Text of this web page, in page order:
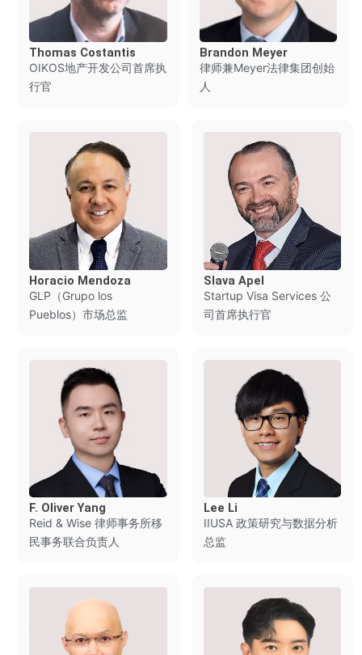
Thomas Costantis
OIKOS地产开发公司首席执
行官
Brandon Meyer
律师兼Meyer法律集团创始
人
Horacio Mendoza
GLP（Grupo los
Pueblos）市场总监
Slava Apel
Startup Visa Services 公
司首席执行官
F. Oliver Yang
Reid & Wise 律师事务所移
民事务联合负责人
Lee Li
IIUSA 政策研究与数据分析
总监